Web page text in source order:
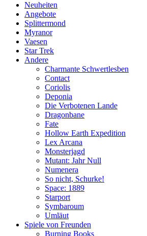
Neuheiten
Angebote
Splittermond
Myranor
Vaesen
Star Trek
Andere
Charmante Schwertlesben
Contact
Coriolis
Deponia
Die Verbotenen Lande
Dragonbane
Fate
Hollow Earth Expedition
Lex Arcana
Monsterjagd
Mutant: Jahr Null
Numenera
So nicht, Schurke!
Space: 1889
Starport
Symbaroum
Umläut
Spiele von Freunden
Burning Books